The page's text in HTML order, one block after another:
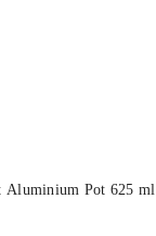
Aluminium Pot 625 ml